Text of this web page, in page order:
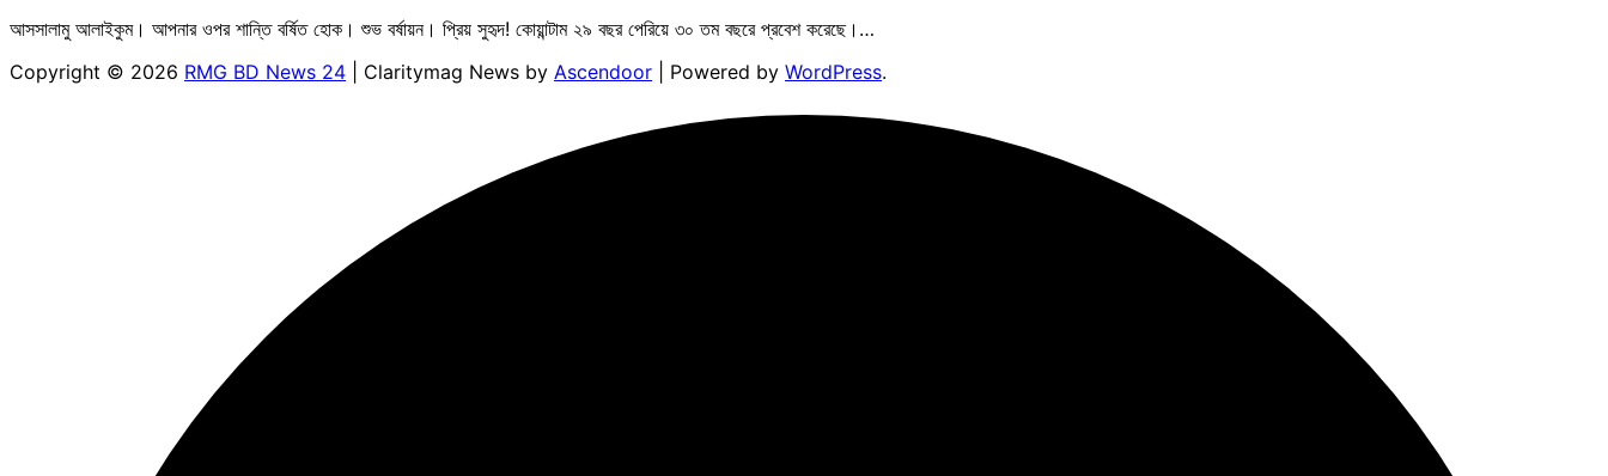
আসসালামু আলাইকুম। আপনার ওপর শান্তি বর্ষিত হোক। শুভ বর্ষায়ন। প্রিয় সুহৃদ! কোয়ান্টাম ২৯ বছর পেরিয়ে ৩০ তম বছরে প্রবেশ করেছে।…
Copyright © 2026 RMG BD News 24 | Claritymag News by Ascendoor | Powered by WordPress.